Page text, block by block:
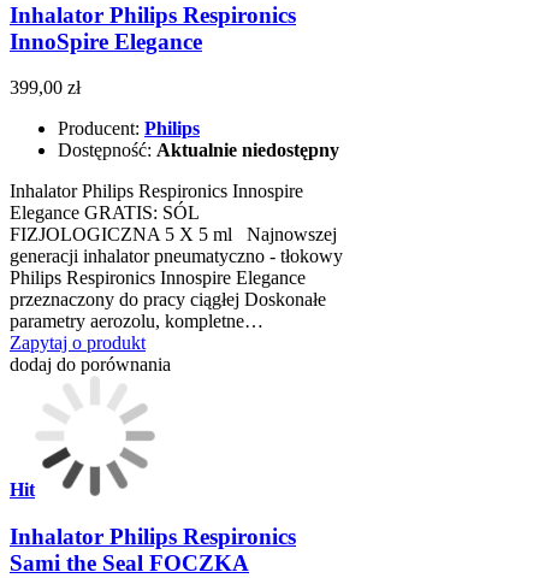
Inhalator Philips Respironics
InnoSpire Elegance
399,00 zł
Producent: Philips
Dostępność: Aktualnie niedostępny
Inhalator Philips Respironics Innospire
Elegance GRATIS: SÓL
FIZJOLOGICZNA 5 X 5 ml Najnowszej
generacji inhalator pneumatyczno - tłokowy
Philips Respironics Innospire Elegance
przeznaczony do pracy ciągłej Doskonałe
parametry aerozolu, kompletne…
Zapytaj o produkt
dodaj do porównania
Hit
Inhalator Philips Respironics
Sami the Seal FOCZKA